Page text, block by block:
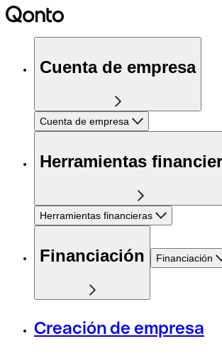
Cuenta de empresa
Cuenta de empresa
Herramientas
Herramientas financieras
Financiación Financiación
Creación de empresa